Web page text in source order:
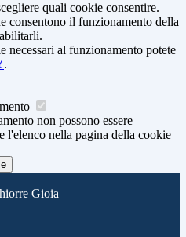
quali cookie consentire.
consentono il funzionamento della
necessari al funzionamento potete
.
non possono essere
l'elenco nella pagina della cookie
Gioia